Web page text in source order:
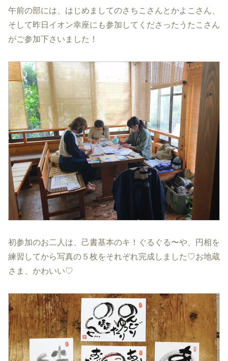
午前の部には、はじめましてのさちこさんとかよこさん、
そして昨日イオン幸座にも参加してくださったうたこさん
がご参加下さいました！
初参加のお二人は、己書基本のキ！ぐるぐる〜や、円相を
練習してから写真の５枚をそれぞれ完成しました♡お地蔵
さま、かわいい♡